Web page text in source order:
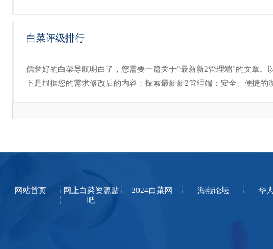
白菜评级排行
信誉好的白菜导航明白了，您需要一篇关于“最新新2管理端”的文章。
下是根据您的需求修改后的内容：探索最新新2管理端：安全、便捷的
网站首页
网上白菜资源贴
吧
2024白菜网 海燕论坛 华